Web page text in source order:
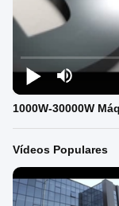
1000W-30000W
Vídeos Populares